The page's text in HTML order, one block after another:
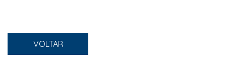
VOLTAR